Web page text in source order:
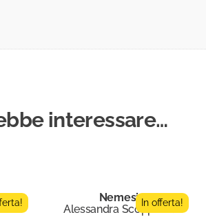
interessare…
Nemesi
Alessandra Scoppetta
In offerta!